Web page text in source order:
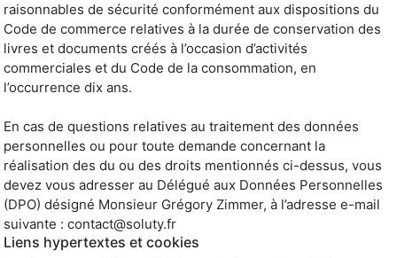
raisonnables de sécurité conformément aux dispositions du
Code de commerce relatives à la durée de conservation des
livres et documents créés à l’occasion d’activités
commerciales et du Code de la consommation, en
l’occurrence dix ans.
En cas de questions relatives au traitement des données
personnelles ou pour toute demande concernant la
réalisation des du ou des droits mentionnés ci-dessus, vous
devez vous adresser au Délégué aux Données Personnelles
(DPO) désigné Monsieur Grégory Zimmer, à l’adresse e-mail
suivante : contact@soluty.fr
Liens hypertextes et cookies